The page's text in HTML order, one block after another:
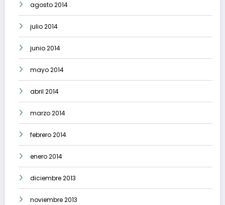
agosto 2014
julio 2014
junio 2014
mayo 2014
abril 2014
marzo 2014
febrero 2014
enero 2014
diciembre 2013
noviembre 2013